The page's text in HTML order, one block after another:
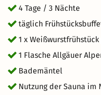
4 Tage / 3 Nächte
täglich
1 x
1 Flasche Allgäuer
Bademäntel
Nutzung der Sauna im